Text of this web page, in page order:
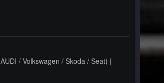
/ Volkswagen / Skoda / Seat) |